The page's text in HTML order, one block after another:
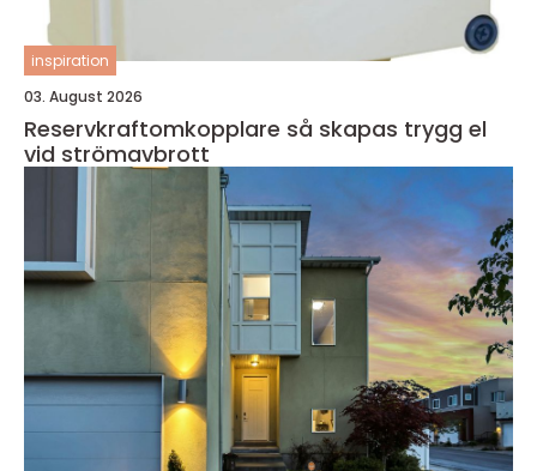
inspiration
03. August 2026
Reservkraftomkopplare så skapas trygg el
vid strömavbrott